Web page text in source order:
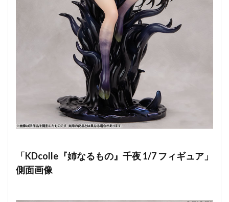
「KDcolle『姉なるもの』千夜 1/7 フィギュア」
側面画像